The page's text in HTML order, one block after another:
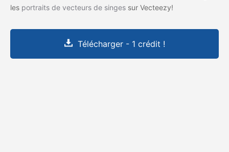
les portraits de vecteurs de singes sur Vecteezy!
Télécharger - 1 crédit !